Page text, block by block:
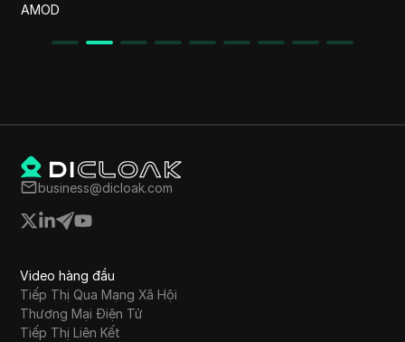
AMOD
business@dicloak.com
Video hàng đầu
Tiếp Thị Qua Mạng Xã Hội
Thương Mại Điện Tử
Tiếp Thị Liên Kết